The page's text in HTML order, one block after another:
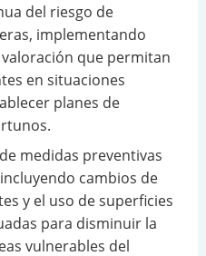
del riesgo de
implementando
que permitan
en situaciones
planes de
medidas preventivas
cambios de
y el uso de superficies
para disminuir la
vulnerables del